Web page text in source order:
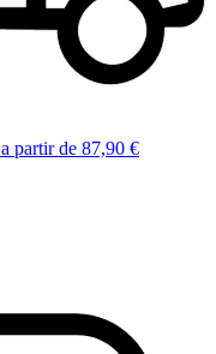
a partir de 87,90 €